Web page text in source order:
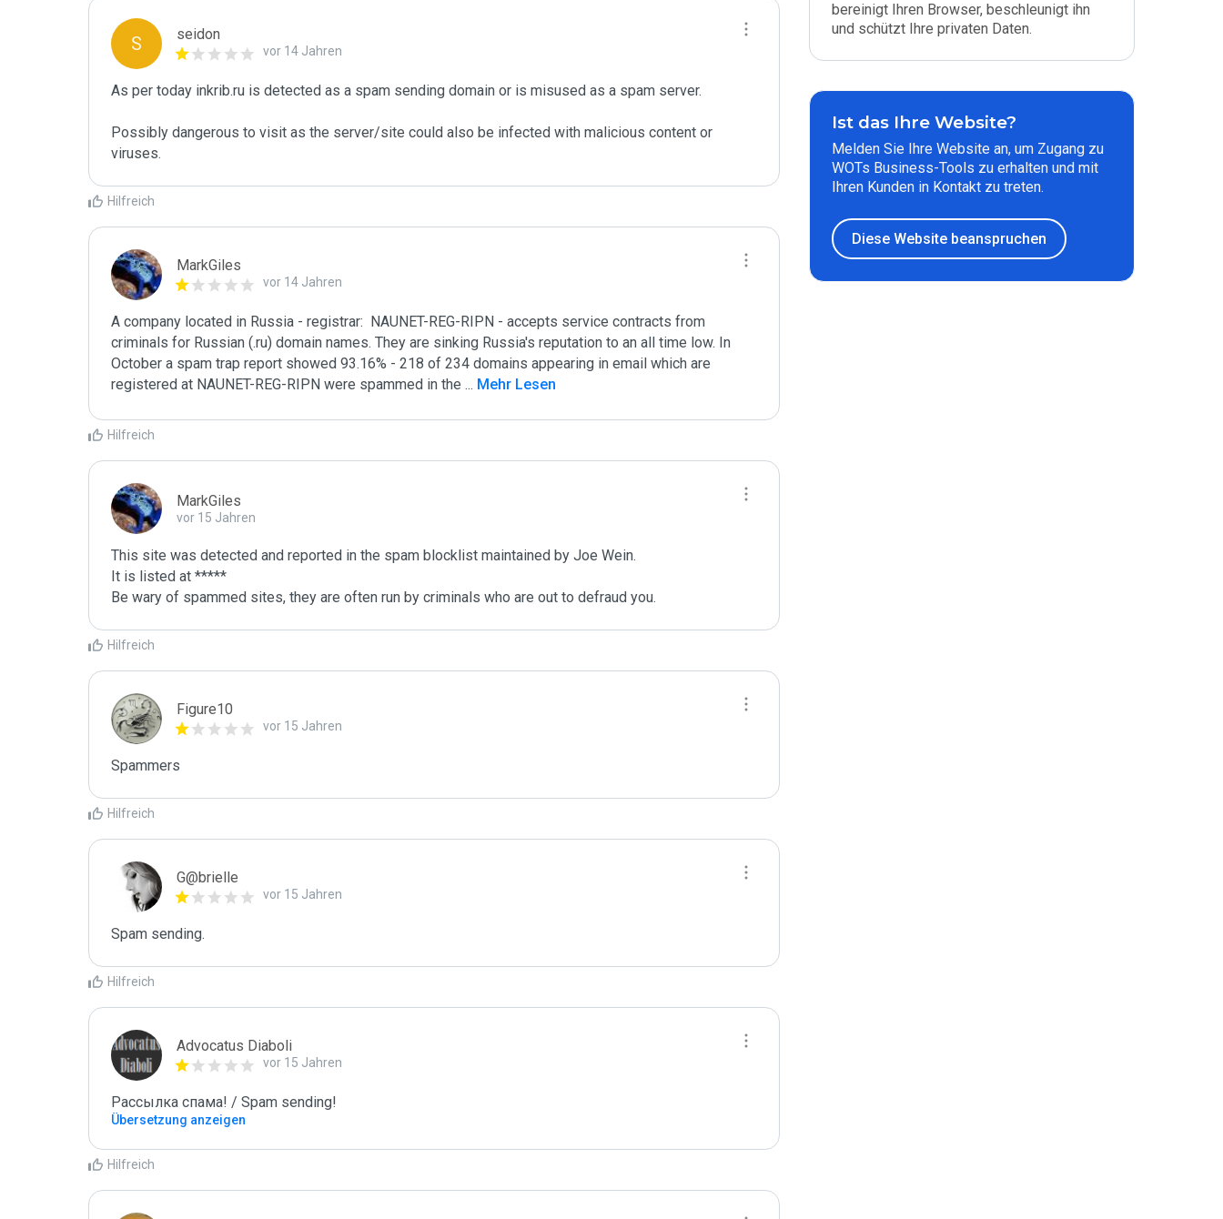
S seidon
vor 14 Jahren
As per today inkrib.ru is detected as a spam sending domain or is misused as a spam server.
Possibly dangerous to visit as the server/site could also be infected with malicious content or
viruses.
Hilfreich
MarkGiles
vor 14 Jahren
A company located in Russia - registrar:  NAUNET-REG-RIPN - accepts service contracts from
criminals for Russian (.ru) domain names. They are sinking Russia's reputation to an all time low. In
October a spam trap report showed 93.16% - 218 of 234 domains appearing in email which are
registered at NAUNET-REG-RIPN were spammed in the ... Mehr Lesen
Hilfreich
MarkGiles
vor 15 Jahren
This site was detected and reported in the spam blocklist maintained by Joe Wein.
It is listed at *****
Be wary of spammed sites, they are often run by criminals who are out to defraud you.
Hilfreich
Figure10
vor 15 Jahren
Spammers
Hilfreich
G@brielle
vor 15 Jahren
Spam sending.
Hilfreich
Advocatus Diaboli
vor 15 Jahren
Рассылка спама! / Spam sending!
Übersetzung anzeigen
Hilfreich
bereinigt Ihren Browser, beschleunigt ihn
und schützt Ihre privaten Daten.
Ist das Ihre Website?
Melden Sie Ihre Website an, um Zugang zu
WOTs Business-Tools zu erhalten und mit
Ihren Kunden in Kontakt zu treten.
Diese Website beanspruchen